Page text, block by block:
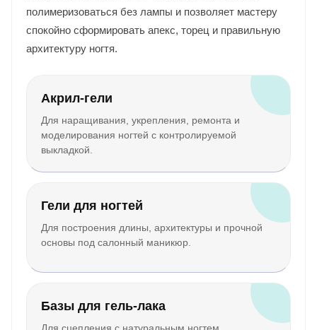
полимеризоваться без лампы и позволяет мастеру
спокойно сформировать апекс, торец и правильную
архитектуру ногтя.
Акрил-гели
Для наращивания, укрепления, ремонта и
моделирования ногтей с контролируемой
выкладкой.
Гели для ногтей
Для построения длины, архитектуры и прочной
основы под салонный маникюр.
Базы для гель-лака